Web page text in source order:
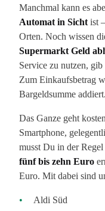
Manchmal kann es
Automat in Sicht ist
Orten. Noch wissen
Supermarkt Geld
Service zu nutzen,
Zum Einkaufsbetrag
Bargeldsumme addiert.
Das Ganze geht
Smartphone,
musst Du in der Regel
fünf bis zehn Euro
Euro. Mit dabei sind
Aldi Süd